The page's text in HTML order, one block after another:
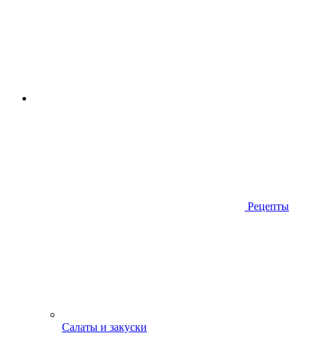
Рецепты
Салаты и закуски